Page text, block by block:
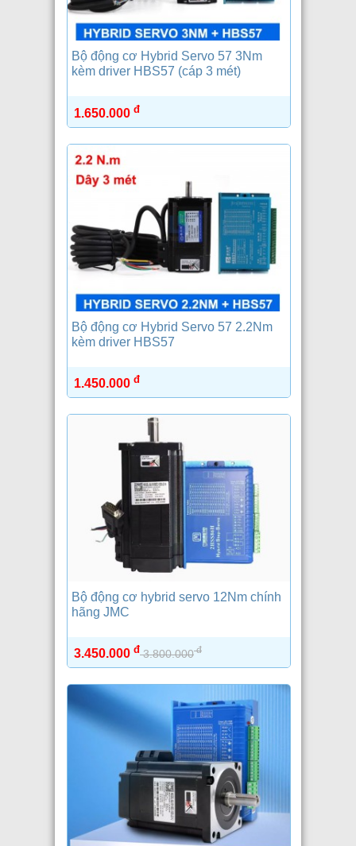
Bộ động cơ Hybrid Servo 57 3Nm
kèm driver HBS57 (cáp 3 mét)
1.650.000 đ
Bộ động cơ Hybrid Servo 57 2.2Nm
kèm driver HBS57
1.450.000 đ
Bộ động cơ hybrid servo 12Nm chính
hãng JMC
3.450.000 đ3.800.000đ